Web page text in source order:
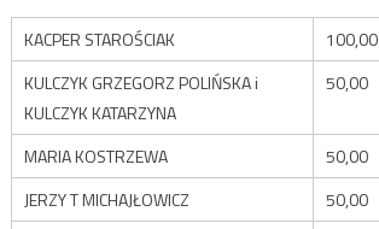
KACPER STAROŚCIAK
100,00
KULCZYK GRZEGORZ POLIŃSKA i
KULCZYK KATARZYNA
50,00
MARIA KOSTRZEWA
50,00
JERZY T MICHAJŁOWICZ
50,00